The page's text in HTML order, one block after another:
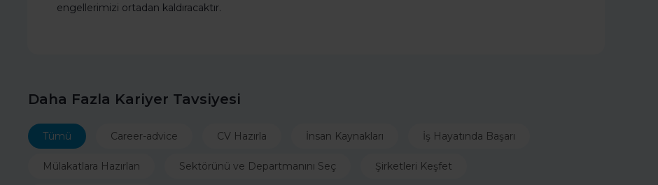
engellerimizi ortadan kaldıracaktır.
Daha Fazla Kariyer Tavsiyesi
Tümü Career-advice CV Hazırla İnsan Kaynakları İş Hayatında Başarı
Mülakatlara Hazırlan Sektörünü ve Departmanını Seç Şirketleri Keşfet